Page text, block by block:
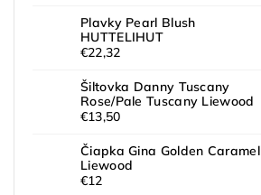
Plavky Pearl Blush
HUTTELIHUT
€22,32
Šiltovka Danny Tuscany
Rose/Pale Tuscany Liewood
€13,50
Čiapka Gina Golden Caramel
Liewood
€12